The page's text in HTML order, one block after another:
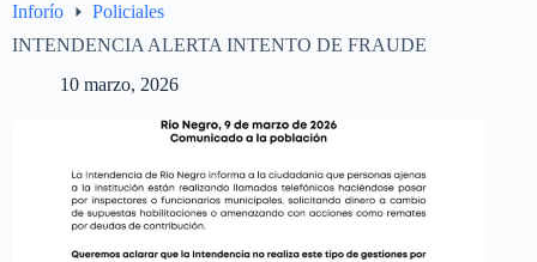
Inforío
Policiales
INTENDENCIA ALERTA INTENTO DE FRAUDE
10 marzo, 2026